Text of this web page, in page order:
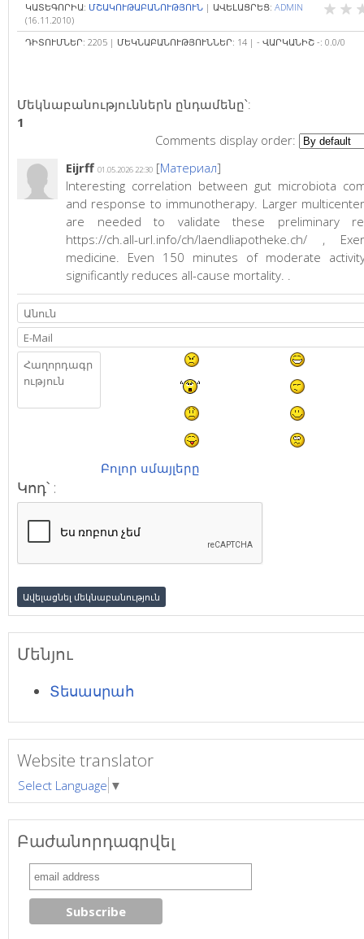
ԿԱՏԵԳՈՐԻԱ: ՄՇԱԿՈՒԹԱԲԱՆՈՒԹՅՈՒՆ | ԱՎԵԼԱՑՐԵՑ: ADMIN
(16.11.2010)
ԴԻՏՈՒՄՆԵՐ: 2205 | ՄԵԿՆԱԲԱՆՈՒԹՅՈՒՆՆԵՐ: 14 | - ՎԱՐԿԱՆԻՇ -: 0.0/0
Մեկնաբանություններն ընդամենը՝:
1
Comments display order:
Eijrff 01.05.2026 22:30 [Материал]
Interesting correlation between gut microbiota
and response to immunotherapy. Larger
are needed to validate these preliminary
https://ch.all-url.info/ch/laendliapotheke.ch/ ,
medicine. Even 150 minutes of moderate
significantly reduces all-cause mortality. .
Բոլոր սմայլերը
Կոդ՝ :
Մենյու
Տեսասրահ
Website translator
Select Language ▼
Բաժանորդագրվել